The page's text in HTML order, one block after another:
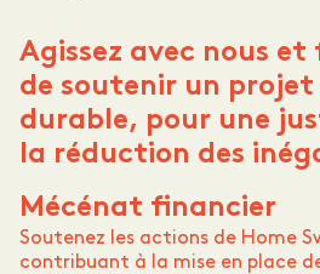
Agissez avec nous
de soutenir un
durable, pour une
la réduction des
Mécénat financier
Soutenez les actions de Home
contribuant à la mise en place